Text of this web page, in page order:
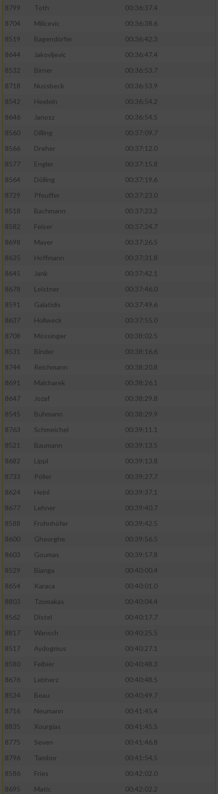
8799
Toth
00:36:37.4
8704
Milicevic
00:36:38.6
8519
Bagendörfer
00:36:42.3
8644
Jakovljevic
00:36:47.4
8532
Birner
00:36:53.7
8718
Nussbeck
00:36:53.9
8542
Heelein
00:36:54.2
8646
Janosz
00:36:54.5
8560
Dilling
00:37:09.7
8566
Dreher
00:37:12.0
8577
Engler
00:37:15.8
8564
Dölling
00:37:19.6
8729
Pfeuffer
00:37:23.0
8518
Bachmann
00:37:23.2
8582
Felser
00:37:24.7
8698
Mayer
00:37:26.5
8635
Hoffmann
00:37:31.8
8645
Jank
00:37:42.1
8678
Leistner
00:37:46.0
8591
Galatidis
00:37:49.6
8637
Hollweck
00:37:55.0
8708
Mössinger
00:38:02.5
8531
Binder
00:38:16.6
8744
Reichmann
00:38:20.8
8691
Malcharek
00:38:26.1
8647
Jozaf
00:38:29.8
8545
Buhmann
00:38:29.9
8763
Schmeichel
00:39:11.1
8521
Baumann
00:39:13.5
8682
Lippl
00:39:13.8
8733
Pöller
00:39:27.7
8624
Heinl
00:39:37.1
8677
Lehner
00:39:40.7
8588
Frohnhöfer
00:39:42.5
8600
Gheorghe
00:39:56.5
8603
Goumas
00:39:57.8
8529
Bianga
00:40:00.4
8654
Karaca
00:40:01.0
8803
Tzomakas
00:40:04.4
8562
Distel
00:40:17.7
8817
Wansch
00:40:25.5
8517
Aydogmus
00:40:27.1
8580
Felbier
00:40:48.3
8676
Lebherz
00:40:48.5
8524
Beau
00:40:49.7
8716
Neumann
00:41:45.4
8835
Xourgias
00:41:45.5
8775
Seven
00:41:46.8
8796
Tambor
00:41:54.5
8586
Fries
00:42:02.0
8695
Matic
00:42:02.2
auf einem Endgerät
von Werbeanzeigen
Erstellung von Profilen für personalisierte
Werbung
Verwendung von Profilen zur Auswahl
personalisierter Werbung
Erstellung von Profilen zur Personalisierung
von Inhalten
Verwendung von Profilen zur Auswahl
personalisierter Inhalte
Analyse von Zielgruppen durch Statistiken
verschiedenen Quellen
Entwicklung und Verbesserung der Angebote
Verwendung reduzierter Daten zur Auswahl
Verwendung genauer Standortdaten
Informationen identifizieren
Nicht-IAB-Verarbeitungszwecke:
Funktional
Werbung